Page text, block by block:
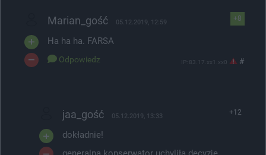
+8
Marian_gość 05.12.2019, 12:59
Ha ha ha. FARSA
Odpowiedz IP: 83.17.xx1.xx0 #
+12
jaa_gość 05.12.2019, 13:33
dokładnie!